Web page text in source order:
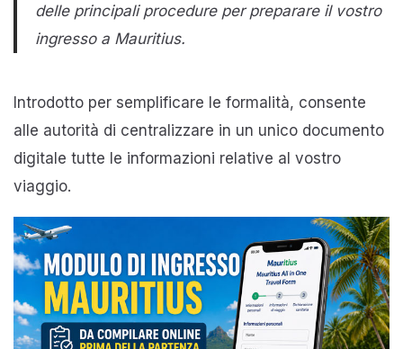
delle principali procedure per preparare il vostro
ingresso a Mauritius.
Introdotto per semplificare le formalità, consente
alle autorità di centralizzare in un unico documento
digitale tutte le informazioni relative al vostro
viaggio.